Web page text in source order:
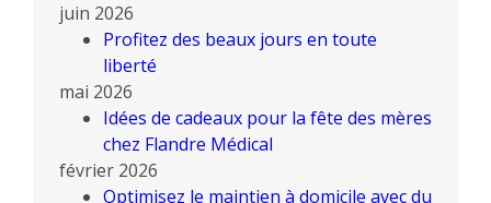
juin 2026
Profitez des beaux jours en toute
liberté
mai 2026
Idées de cadeaux pour la fête des mères
chez Flandre Médical
février 2026
Optimisez le maintien à domicile avec du